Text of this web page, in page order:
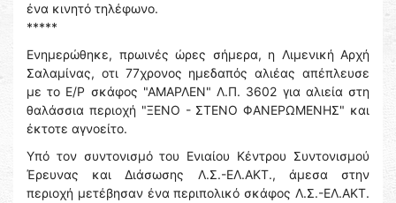
ένα κινητό τηλέφωνο.
*****
Ενημερώθηκε, πρωινές ώρες σήμερα, η Λιμενική Αρχή
Σαλαμίνας, οτι 77χρονος ημεδαπός αλιέας απέπλευσε
με το Ε/Ρ σκάφος "ΑΜΑΡΛΕΝ" Λ.Π. 3602 για αλιεία στη
θαλάσσια περιοχή "ΞΕΝΟ - ΣΤΕΝΟ ΦΑΝΕΡΩΜΕΝΗΣ" και
έκτοτε αγνοείτο.
Υπό τον συντονισμό του Ενιαίου Κέντρου Συντονισμού
Έρευνας και Διάσωσης Λ.Σ.-ΕΛ.ΑΚΤ., άμεσα στην
περιοχή μετέβησαν ένα περιπολικό σκάφος Λ.Σ.-ΕΛ.ΑΚΤ.